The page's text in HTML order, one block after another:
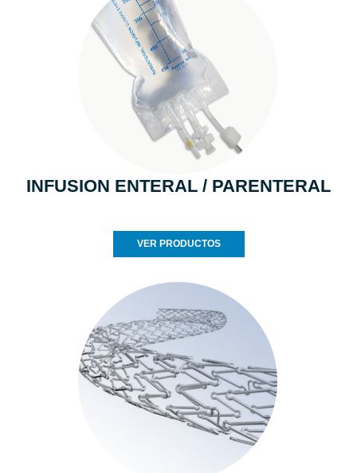
INFUSION ENTERAL / PARENTERAL
VER PRODUCTOS